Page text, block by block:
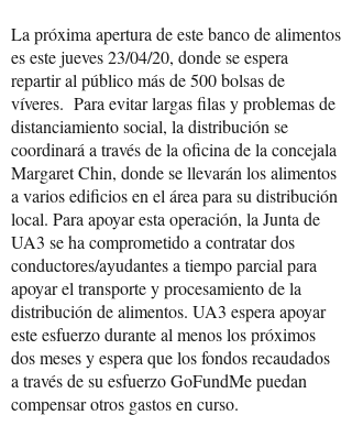
La próxima apertura de este banco de alimentos
es este jueves 23/04/20, donde se espera
repartir al público más de 500 bolsas de
víveres. Para evitar largas filas y problemas de
distanciamiento social, la distribución se
coordinará a través de la oficina de la concejala
Margaret Chin, donde se llevarán los alimentos
a varios edificios en el área para su distribución
local. Para apoyar esta operación, la Junta de
UA3 se ha comprometido a contratar dos
conductores/ayudantes a tiempo parcial para
apoyar el transporte y procesamiento de la
distribución de alimentos. UA3 espera apoyar
este esfuerzo durante al menos los próximos
dos meses y espera que los fondos recaudados
a través de su esfuerzo GoFundMe puedan
compensar otros gastos en curso.